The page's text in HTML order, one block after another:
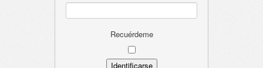
Recuérdeme